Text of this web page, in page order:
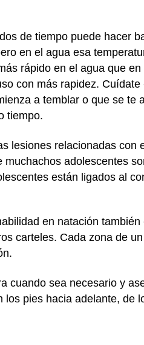
de tiempo puede hacer
en el agua esa
rápido en el agua que
con más rapidez. Cuídate
a temblar o que se te
tiempo.
lesiones relacionadas con
adolescentes
están ligados al
en natación
carteles. Cada zona de
cuando sea necesario y
pies hacia adelante, de